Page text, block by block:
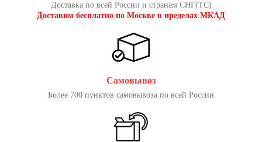
Доставка по всей России и странам СНГ(ТС)
Доставим бесплатно по Москве в пределах МКАД
Самовывоз
Более 700 пунктов самовывоза по всей России